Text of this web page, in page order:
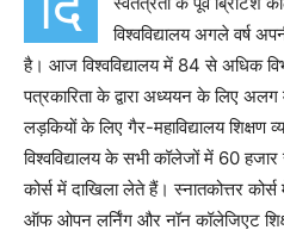
विश्वविद्यालय अगले वर्ष
है। आज विश्वविद्यालय में 84 से अधिक
पत्रकारिता के द्वारा अध्ययन के लिए अलग
लड़कियों के लिए गैर-महाविद्यालय शिक्षण
विश्वविद्यालय के सभी कॉलेजों में 60 हजार
कोर्स में दाखिला लेते हैं। स्नातकोत्तर
ऑफ ओपन लर्निंग और नॉन कॉलेजिएट शिक्षा